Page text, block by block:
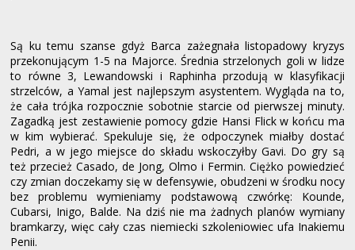
Są ku temu szanse gdyż Barca zażegnała listopadowy kryzys
przekonującym 1-5 na Majorce. Średnia strzelonych goli w lidze
to równe 3, Lewandowski i Raphinha przodują w klasyfikacji
strzelców, a Yamal jest najlepszym asystentem. Wygląda na to,
że cała trójka rozpocznie sobotnie starcie od pierwszej minuty.
Zagadką jest zestawienie pomocy gdzie Hansi Flick w końcu ma
w kim wybierać. Spekuluje się, że odpoczynek miałby dostać
Pedri, a w jego miejsce do składu wskoczyłby Gavi. Do gry są
też przecież Casado, de Jong, Olmo i Fermin. Ciężko powiedzieć
czy zmian doczekamy się w defensywie, obudzeni w środku nocy
bez problemu wymieniamy podstawową czwórkę: Kounde,
Cubarsi, Inigo, Balde. Na dziś nie ma żadnych planów wymiany
bramkarzy, więc cały czas niemiecki szkoleniowiec ufa Inakiemu
Penii.